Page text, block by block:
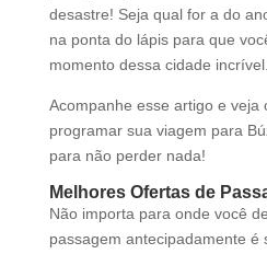
desastre! Seja qual for a do
na ponta do lápis para que
momento dessa cidade incrível.
Acompanhe esse artigo e veja
programar sua viagem para
para não perder nada!
Melhores Ofertas de
Não importa para onde você
passagem antecipadamente é